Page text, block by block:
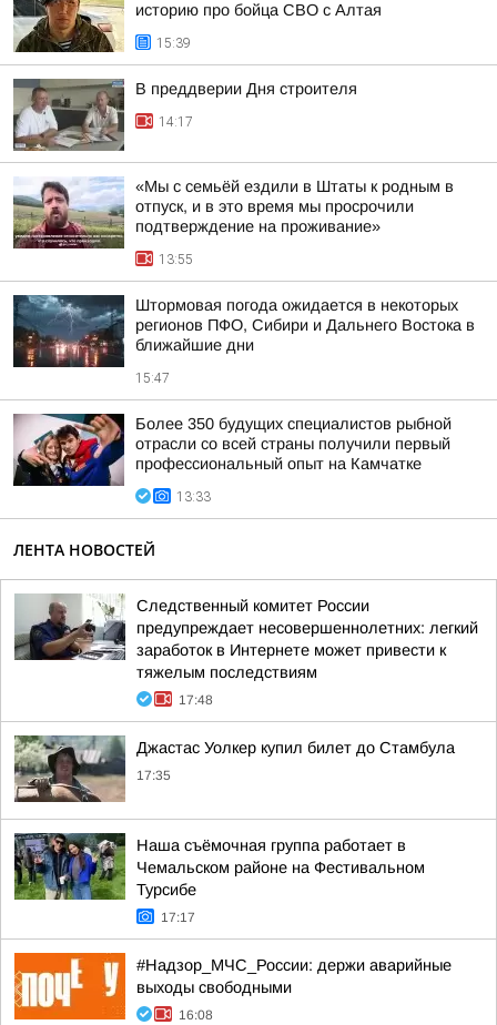
историю про бойца СВО с Алтая
15:39
В преддверии Дня строителя
14:17
«Мы с семьёй ездили в Штаты к родным в
отпуск, и в это время мы просрочили
подтверждение на проживание»
13:55
Штормовая погода ожидается в некоторых
регионов ПФО, Сибири и Дальнего Востока в
ближайшие дни
15:47
Более 350 будущих специалистов рыбной
отрасли со всей страны получили первый
профессиональный опыт на Камчатке
13:33
ЛЕНТА НОВОСТЕЙ
Следственный комитет России
предупреждает несовершеннолетних: легкий
заработок в Интернете может привести к
тяжелым последствиям
17:48
Джастас Уолкер купил билет до Стамбула
17:35
Наша съёмочная группа работает в
Чемальском районе на Фестивальном
Турсибе
17:17
#Надзор_МЧС_России: держи аварийные
выходы свободными
16:08